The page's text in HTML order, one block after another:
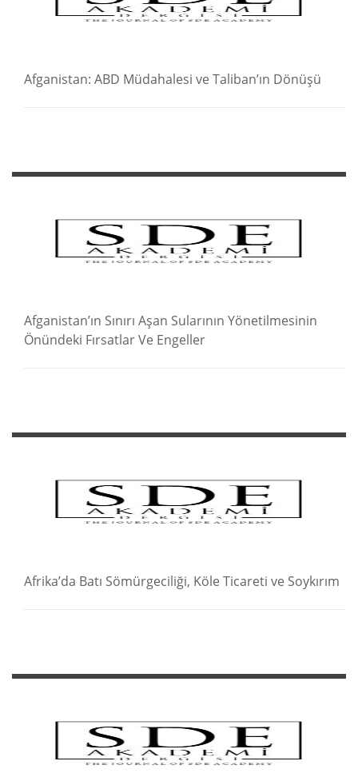
Afganistan: ABD Müdahalesi ve Taliban’ın Dönüşü
Afganistan’ın Sınırı Aşan Sularının Yönetilmesinin
Önündeki Fırsatlar Ve Engeller
Afrika’da Batı Sömürgeciliği, Köle Ticareti ve Soykırım